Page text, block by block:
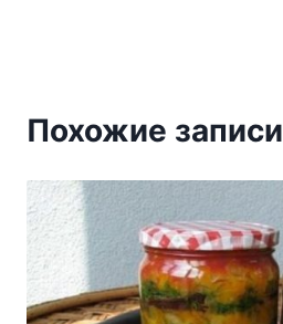
Похожие записи